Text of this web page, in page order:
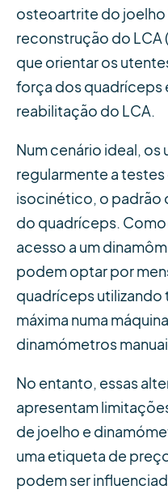
osteoartrite do joelho
reconstrução do LCA
que orientar os
força dos quadríceps
reabilitação do LCA.
Num cenário ideal,
regularmente a
isocinético, o padrão
do quadríceps.
acesso a um
podem optar por
quadríceps utilizando
máxima numa
dinamómetros
No entanto, essas
apresentam
de joelho e
uma etiqueta de
podem ser